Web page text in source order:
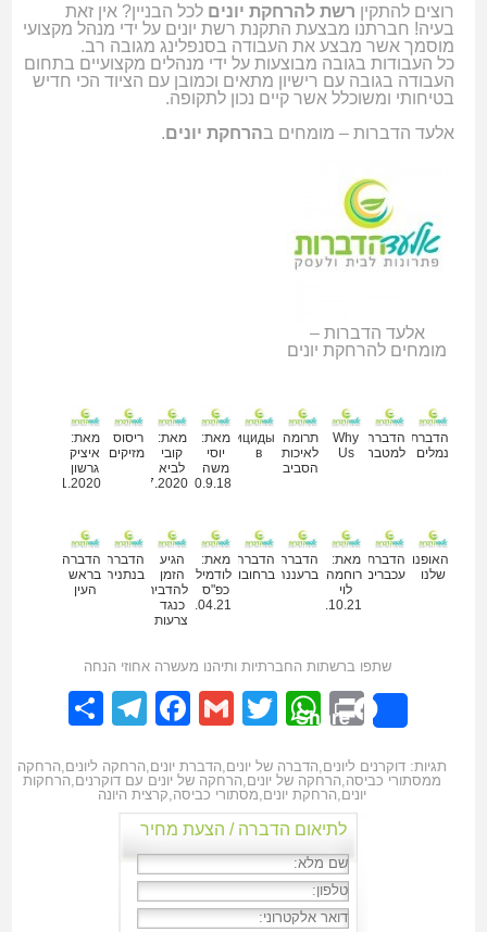
רוצים להתקין רשת להרחקת יונים לכל הבניין? אין זאת
בעיה! חברתנו מבצעת התקנת רשת יונים על ידי מנהל מקצועי
מוסמך אשר מבצע את העבודה בסנפלינג מגובה רב.
כל העבודות בגובה מבוצעות על ידי מנהלים מקצועיים בתחום
העבודה בגובה עם רישיון מתאים וכמובן עם הציוד הכי חדיש
בטיחותי ומשוכלל אשר קיים נכון לתקופה.
אלעד הדברות – מומחים בהרחקת יונים.
אלעד הדברות –
מומחים להרחקת יונים
הדברת
נמלים
הדברה
למטבחים
Why
Us
תרומה
לאיכות
הסביבה
Пестициды
в
מאת:
יוסי
משה
30.9.18
מאת:
קובי
לביא
09.07.2020
ריסוס
מזיקים
מאת:
איציק
גרשון
18.11.2020
האופנועים
שלנו
הדברת
עכברים
מאת:
רוחמה
לוי
02.10.21
הדברה
ברעננה
הדברה
ברחובות
מאת:
לודמילה
כפ"ס
18.04.21
הגיע
הזמן
להדביר
כנגד
צרעות
הדברה
בנתניה
הדברה
בראש
העין
שתפו ברשתות החברתיות ותיהנו מעשרה אחוזי הנחה
Share
Print
WhatsApp
Twitter
Gmail
Facebook
תגיות: דוקרנים ליונים הדברה של יונים הדברת יונים הרחקה ליונים הרחקה
ממסתורי כביסה הרחקה של יונים הרחקה של יונים עם דוקרנים הרחקות
יונים הרחקת יונים מסתורי כביסה קרצית היונה
לתיאום הדברה / הצעת מחיר